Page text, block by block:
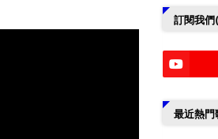
訂閱我們
最近熱門